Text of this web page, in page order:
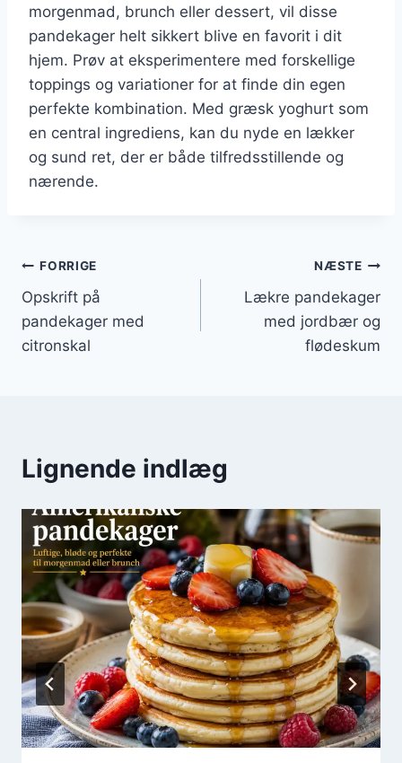
morgenmad, brunch eller dessert, vil disse
pandekager helt sikkert blive en favorit i dit
hjem. Prøv at eksperimentere med forskellige
toppings og variationer for at finde din egen
perfekte kombination. Med græsk yoghurt som
en central ingrediens, kan du nyde en lækker
og sund ret, der er både tilfredsstillende og
nærende.
Indlægsnavigation
FORRIGE
Opskrift på
pandekager med
citronskal
NÆSTE
Lækre pandekager
med jordbær og
flødeskum
Lignende indlæg